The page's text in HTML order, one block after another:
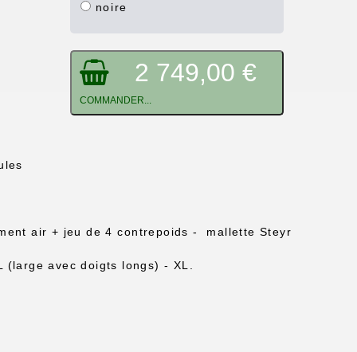
noire
2 749,00 €
COMMANDER...
air + jeu de 4 contrepoids - mallette Steyr
avec doigts longs) - XL.